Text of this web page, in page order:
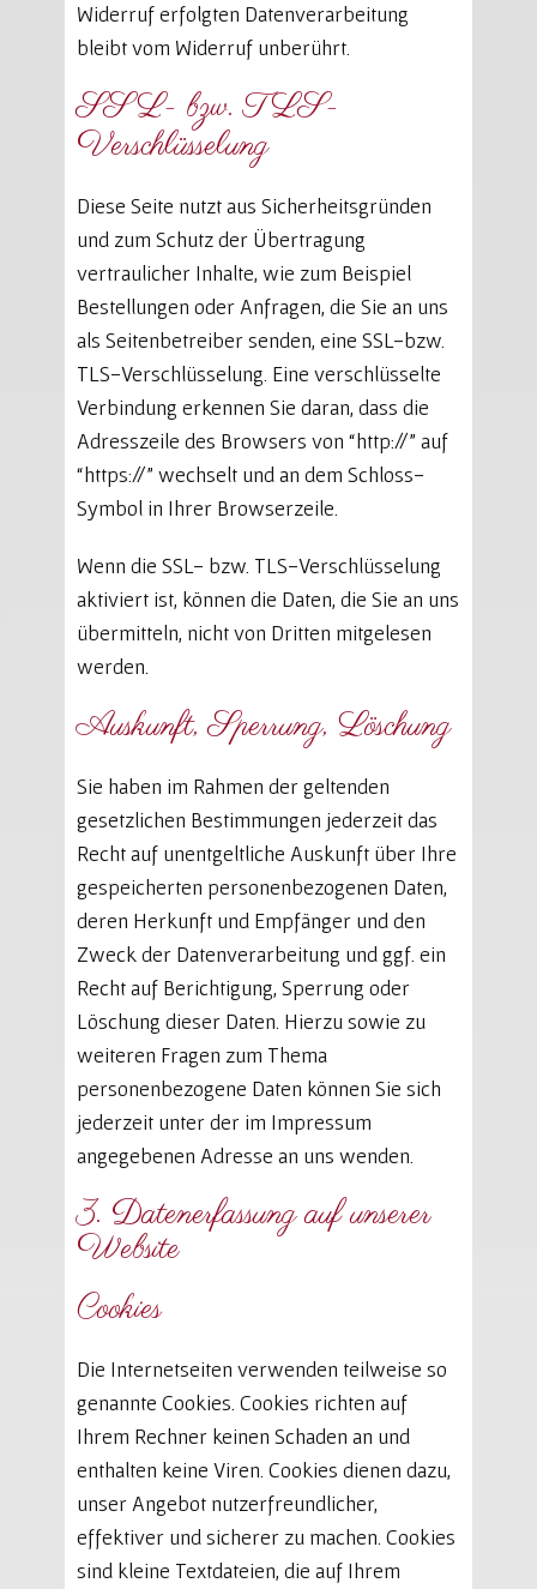
Widerruf erfolgten Datenverarbeitung
bleibt vom Widerruf unberührt.
SSL- bzw. TLS-
Verschlüsselung
Diese Seite nutzt aus Sicherheitsgründen
und zum Schutz der Übertragung
vertraulicher Inhalte, wie zum Beispiel
Bestellungen oder Anfragen, die Sie an uns
als Seitenbetreiber senden, eine SSL-bzw.
TLS-Verschlüsselung. Eine verschlüsselte
Verbindung erkennen Sie daran, dass die
Adresszeile des Browsers von “http://” auf
“https://” wechselt und an dem Schloss-
Symbol in Ihrer Browserzeile.
Wenn die SSL- bzw. TLS-Verschlüsselung
aktiviert ist, können die Daten, die Sie an uns
übermitteln, nicht von Dritten mitgelesen
werden.
Auskunft, Sperrung, Löschung
Sie haben im Rahmen der geltenden
gesetzlichen Bestimmungen jederzeit das
Recht auf unentgeltliche Auskunft über Ihre
gespeicherten personenbezogenen Daten,
deren Herkunft und Empfänger und den
Zweck der Datenverarbeitung und ggf. ein
Recht auf Berichtigung, Sperrung oder
Löschung dieser Daten. Hierzu sowie zu
weiteren Fragen zum Thema
personenbezogene Daten können Sie sich
jederzeit unter der im Impressum
angegebenen Adresse an uns wenden.
3. Datenerfassung auf unserer
Website
Cookies
Die Internetseiten verwenden teilweise so
genannte Cookies. Cookies richten auf
Ihrem Rechner keinen Schaden an und
enthalten keine Viren. Cookies dienen dazu,
unser Angebot nutzerfreundlicher,
effektiver und sicherer zu machen. Cookies
sind kleine Textdateien, die auf Ihrem